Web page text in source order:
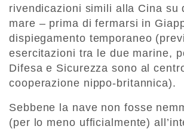
rivendicazioni simili alla Cina su
mare – prima di fermarsi in
dispiegamento temporaneo
esercitazioni tra le due marine,
Difesa e Sicurezza sono al
cooperazione nippo-britannica).
Sebbene la nave non fosse
(per lo meno ufficialmente)